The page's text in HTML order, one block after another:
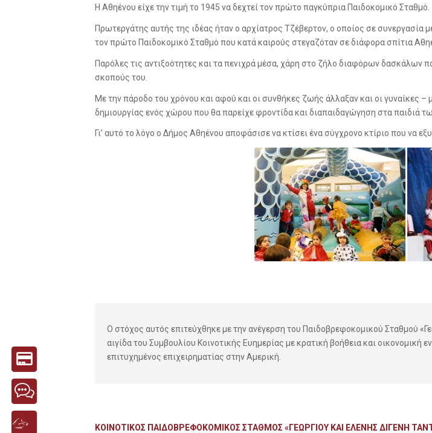
Η Αθηένου είχε την τιμή το 1945 να δεχτεί τον πρώτο παγκύπρια Παιδοκομικό Σταθμό.
Πρωτεργάτης αυτής της ιδέας ήταν ο αρχίατρος Τζέβερτον, ο οποίος σε
τον πρώτο Παιδοκομικό Σταθμό που κατά καιρούς στεγαζόταν σε διάφορα σπίτια
Παρόλες τις αντιξοότητες και τα πενιχρά μέσα, χάρη στο ζήλο διαφόρων δασκάλων
σκοπούς του.
Με την πάροδο του χρόνου και αφού και οι συνθήκες ζωής άλλαξαν και οι γυναίκες –
δημιουργίας ενός χώρου που θα παρείχε φροντίδα και διαπαιδαγώγηση στα παιδιά
Γι’ αυτό το λόγο ο Δήμος Αθηένου αποφάσισε να κτίσει ένα σύγχρονο κτίριο που να
Ο στόχος αυτός επιτεύχθηκε με την ανέγερση του Παιδοβρεφοκομικού Σταθμού
αιγίδα του Συμβουλίου Κοινοτικής Ευημερίας με κρατική βοήθεια και
επιτυχημένος επιχειρηματίας στην Αμερική.
ΚΟΙΝΟΤΙΚΟΣ ΠΑΙΔΟΒΡΕΦΟΚΟΜΙΚΟΣ ΣΤΑΘΜΟΣ «ΓΕΩΡΓΙΟΥ ΚΑΙ ΕΛΕΝΗΣ ΔΙΓΕΝΗ